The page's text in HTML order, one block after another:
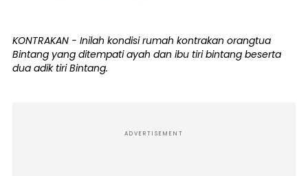
KONTRAKAN - Inilah kondisi rumah kontrakan orangtua
Bintang yang ditempati ayah dan ibu tiri bintang beserta
dua adik tiri Bintang.
ADVERTISEMENT